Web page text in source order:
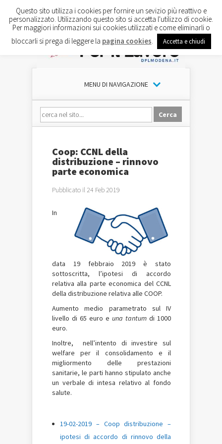
MENU DI NAVIGAZIONE
Coop: CCNL della
distribuzione – rinnovo
parte economica
Pubblicato il 24 Feb 2019
In
data 19 febbraio 2019 è stato
sottoscritta, l’ipotesi di accordo
relativa alla parte economica del CCNL
della distribuzione relativa alle COOP.
Aumento medio parametrato sul IV
livello di 65 euro e una tantum di 1000
euro.
Inoltre, nell’intento di investire sul
welfare per il consolidamento e il
migliormento delle prestazioni
sanitarie, le parti hanno stipulato anche
un verbale di intesa relativo al fondo
salute.
19-02-2019 – Coop distribuzione –
ipotesi di accordo di rinnovo della
Questo sito utilizza i cookies per fornire un sevizio più reattivo e
personalizzato. Utilizzando questo sito si accetta l'utilizzo di cookie.
Per maggiori informazioni sui cookies utilizzati e come eliminarli o
bloccarli si prega di leggere la pagina cookies Accetta e chiudi